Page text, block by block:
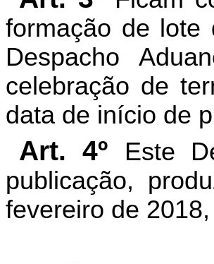
formação de lote
Despacho
celebração de
data de início de
Art. 4º
Este
publicação,
fevereiro de